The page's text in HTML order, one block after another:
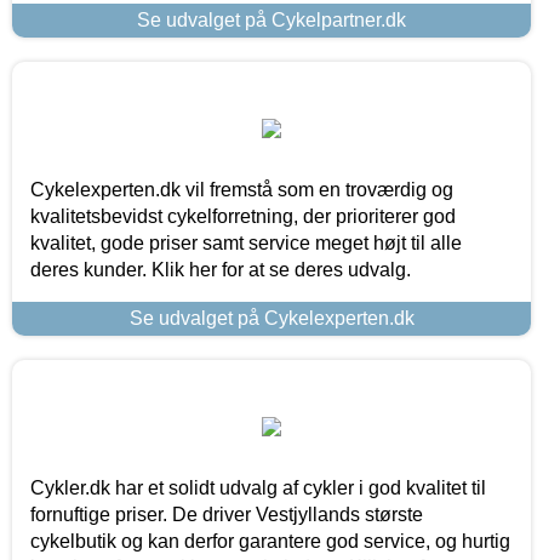
Se udvalget på Cykelpartner.dk
Cykelexperten.dk vil fremstå som en troværdig og
kvalitetsbevidst cykelforretning, der prioriterer god
kvalitet, gode priser samt service meget højt til alle
deres kunder. Klik her for at se deres udvalg.
Se udvalget på Cykelexperten.dk
Cykler.dk har et solidt udvalg af cykler i god kvalitet til
fornuftige priser. De driver Vestjyllands største
cykelbutik og kan derfor garantere god service, og hurtig